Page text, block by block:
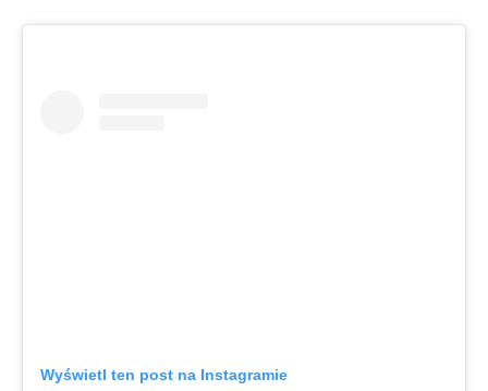
Wyświetl ten post na Instagramie